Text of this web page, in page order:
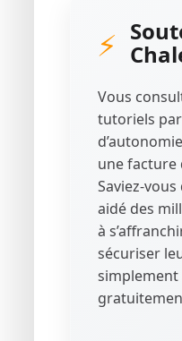
⚡
Vous
tutoriels
une facture
Saviez-
aidé des
à
sécuriser
simplement